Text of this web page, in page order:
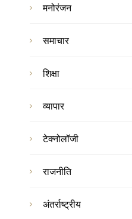
मनोरंजन
समाचार
शिक्षा
व्यापार
टेक्नोलॉजी
राजनीति
अंतर्राष्ट्रीय